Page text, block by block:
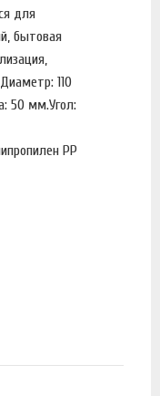
для
бытовая
110
50 мм.Угол:
PP